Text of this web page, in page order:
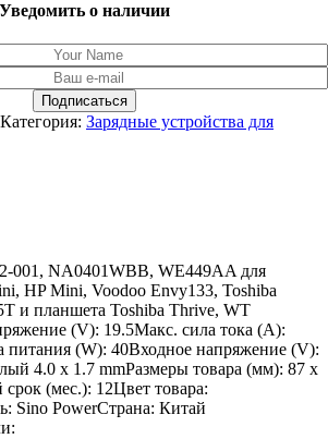
Уведомить о наличии
Категория: Зарядные устройства для
001, NA0401WBB, WE449AA для
HP Mini, Voodoo Envy133, Toshiba
и планшета Toshiba Thrive, WT
(V): 19.5Макс. сила тока (A):
питания (W): 40Входное напряжение (V):
4.0 x 1.7 mmРазмеры товара (мм): 87 x
(мес.): 12Цвет товара:
Sino PowerСтрана: Китай